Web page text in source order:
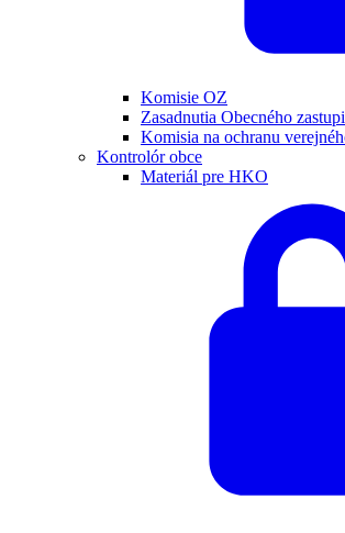
Komisie OZ
Zasadnutia Obecného
Komisia na ochranu
Kontrolór obce
Materiál pre HKO